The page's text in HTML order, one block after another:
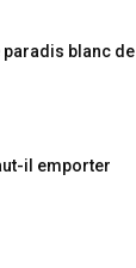
paradis blanc de
il emporter